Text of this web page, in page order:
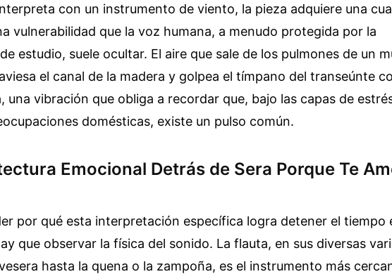
con un instrumento de viento, la pieza adquiere una
vulnerabilidad que la voz humana, a menudo protegida por la
estudio, suele ocultar. El aire que sale de los pulmones de un
el canal de la madera y golpea el tímpano del transeúnte
una vibración que obliga a recordar que, bajo las capas de
domésticas, existe un pulso común.
Emocional Detrás de Sera Porque Te
por qué esta interpretación específica logra detener el tiempo
que observar la física del sonido. La flauta, en sus diversas
hasta la quena o la zampoña, es el instrumento más